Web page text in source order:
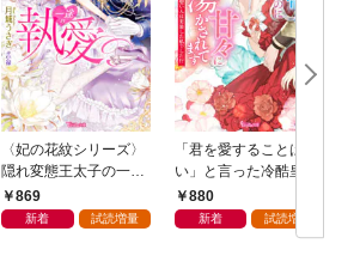
〈妃の花紋シリーズ〉
隠れ変態王太子の一途
な執愛～運命の令嬢は
甘い罠から逃げられま
869
新着 試読増量
「君を愛することはな
い」と言った冷酷皇帝
と政略結婚したのに
甘々に蕩かされてます
～旦那様の想い人は変
880
新着 試読増量